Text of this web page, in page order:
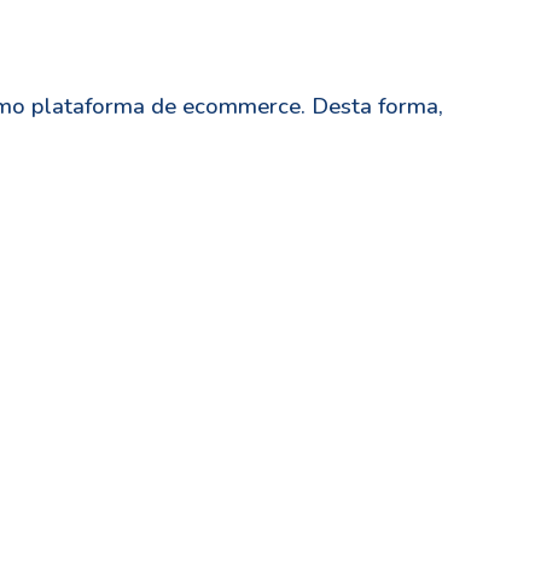
plataforma de ecommerce. Desta forma,